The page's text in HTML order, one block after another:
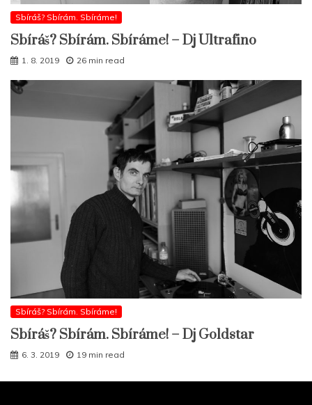
Sbíráš? Sbírám. Sbíráme!
Sbíráš? Sbírám. Sbíráme! – Dj Ultrafino
1. 8. 2019 26 min read
Sbíráš? Sbírám. Sbíráme!
Sbíráš? Sbírám. Sbíráme! – Dj Goldstar
6. 3. 2019 19 min read